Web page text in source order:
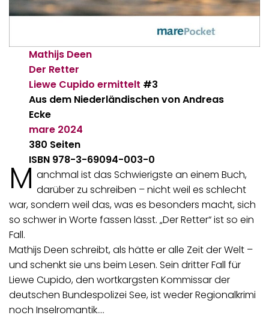
Mathijs Deen
Der Retter
Liewe Cupido ermittelt #3
Aus dem Niederländischen von Andreas
Ecke
mare 2024
380 Seiten
ISBN 978-3-69094-003-0
M anchmal ist das Schwierigste an einem Buch,
darüber zu schreiben – nicht weil es schlecht
war, sondern weil das, was es besonders macht, sich
so schwer in Worte fassen lässt. „Der Retter“ ist so ein
Fall.
Mathijs Deen schreibt, als hätte er alle Zeit der Welt –
und schenkt sie uns beim Lesen. Sein dritter Fall für
Liewe Cupido, den wortkargsten Kommissar der
deutschen Bundespolizei See, ist weder Regionalkrimi
noch Inselromantik.…